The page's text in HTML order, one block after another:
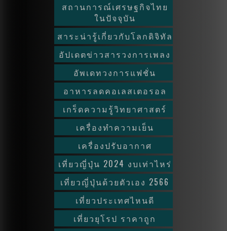
สถานการณ์เศรษฐกิจไทย
ในปัจจุบัน
สาระน่ารู้เกี่ยวกับโลกดิจิทัล
อัปเดตข่าวสารวงการเพลง
อัพเดทวงการแฟชั่น
อาหารลดคอเลสเตอรอล
เกร็ดความรู้วิทยาศาสตร์
เครื่องทำความเย็น
เครื่องปรับอากาศ
เที่ยวญี่ปุ่น 2024 งบเท่าไหร่
เที่ยวญี่ปุ่นด้วยตัวเอง 2566
เที่ยวประเทศไหนดี
เที่ยวยุโรป ราคาถูก